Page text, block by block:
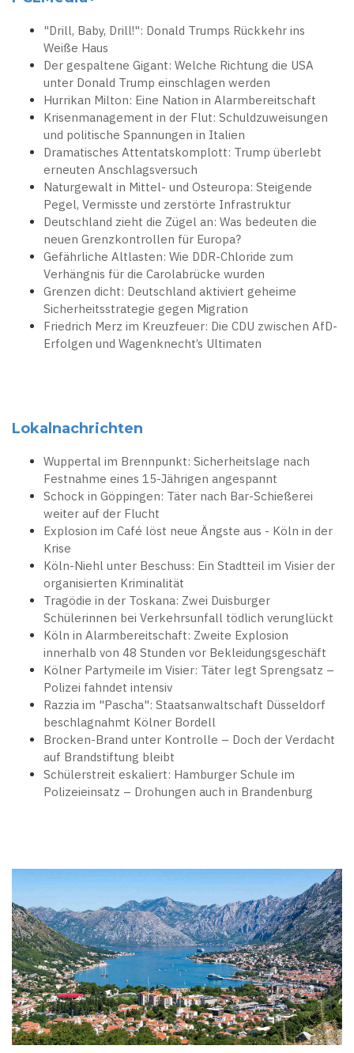
"Drill, Baby, Drill!": Donald Trumps Rückkehr ins
Weiße Haus
Der gespaltene Gigant: Welche Richtung die USA
unter Donald Trump einschlagen werden
Hurrikan Milton: Eine Nation in Alarmbereitschaft
Krisenmanagement in der Flut: Schuldzuweisungen
und politische Spannungen in Italien
Dramatisches Attentatskomplott: Trump überlebt
erneuten Anschlagsversuch
Naturgewalt in Mittel- und Osteuropa: Steigende
Pegel, Vermisste und zerstörte Infrastruktur
Deutschland zieht die Zügel an: Was bedeuten die
neuen Grenzkontrollen für Europa?
Gefährliche Altlasten: Wie DDR-Chloride zum
Verhängnis für die Carolabrücke wurden
Grenzen dicht: Deutschland aktiviert geheime
Sicherheitsstrategie gegen Migration
Friedrich Merz im Kreuzfeuer: Die CDU zwischen AfD-
Erfolgen und Wagenknecht’s Ultimaten
Lokalnachrichten
Wuppertal im Brennpunkt: Sicherheitslage nach
Festnahme eines 15-Jährigen angespannt
Schock in Göppingen: Täter nach Bar-Schießerei
weiter auf der Flucht
Explosion im Café löst neue Ängste aus - Köln in der
Krise
Köln-Niehl unter Beschuss: Ein Stadtteil im Visier der
organisierten Kriminalität
Tragödie in der Toskana: Zwei Duisburger
Schülerinnen bei Verkehrsunfall tödlich verunglückt
Köln in Alarmbereitschaft: Zweite Explosion
innerhalb von 48 Stunden vor Bekleidungsgeschäft
Kölner Partymeile im Visier: Täter legt Sprengsatz –
Polizei fahndet intensiv
Razzia im "Pascha": Staatsanwaltschaft Düsseldorf
beschlagnahmt Kölner Bordell
Brocken-Brand unter Kontrolle – Doch der Verdacht
auf Brandstiftung bleibt
Schülerstreit eskaliert: Hamburger Schule im
Polizeieinsatz – Drohungen auch in Brandenburg